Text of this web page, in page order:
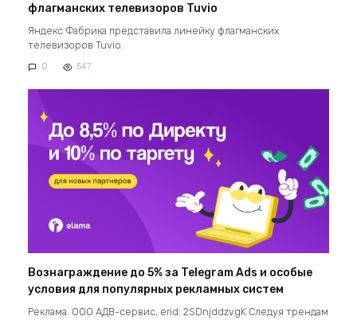
флагманских телевизоров Tuvio
Яндекс Фабрика представила линейку флагманских
телевизоров Tuvio.
0 547
Вознаграждение до 5% за Telegram Ads и особые
условия для популярных рекламных систем
Реклама. ООО АДВ-сервис, erid: 2SDnjddzvgK Следуя трендам